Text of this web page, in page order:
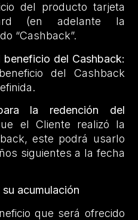
del producto tarjeta
(en adelante la
“Cashback”.
beneficio del Cashback:
del Cashback
la redención del
el Cliente realizó la
este podrá usarlo
siguientes a la fecha
acumulación
que será ofrecido